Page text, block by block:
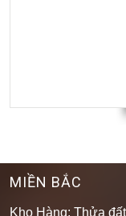
MIỀN BẮC
X. Như Quỳnh,T.